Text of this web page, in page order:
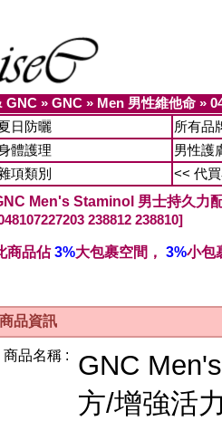
GNC » GNC » Men 男性維他命 »
日防曬
所有品
體護理
男性護
項類別
<< 代
Men's Staminol 男士持久力
238812 238810]
商品佔3%大包裹空間， 3%小包
商品資訊
商品名稱 :
GNC
方/增強活